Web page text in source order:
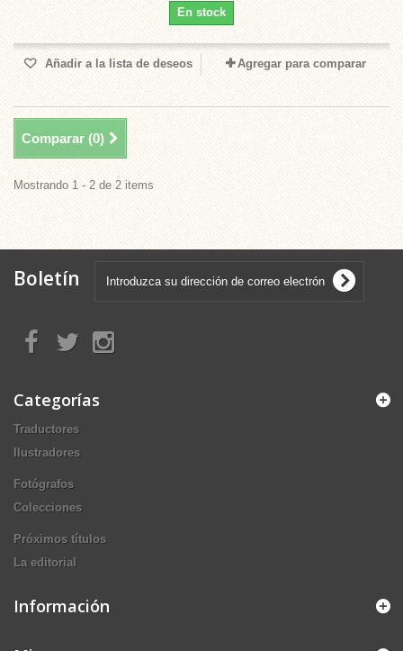
En stock
Añadir a la lista de deseos Agregar para comparar
Comparar (0)
Mostrando 1 - 2 de 2 items
Boletín
Categorías
Traductores
Ilustradores
Fotógrafos
Colecciones
Próximos títulos
La editorial
Información